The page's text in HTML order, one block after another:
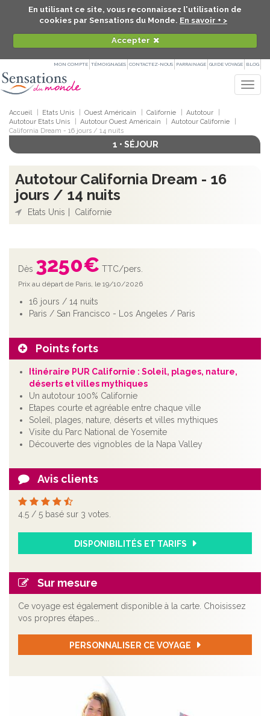
En utilisant ce site, vous reconnaissez l'utilisation de
cookies par Sensations du Monde. En savoir + >
Accepter
MON COMPTE TÉMOIGNAGES CONTACTEZ-NOUS PARRAINAGE GUIDE VOYAGE BLOG
Accueil Etats Unis Ouest Américain Californie
Autotour
Autotour Etats Unis
Autotour Ouest Américain
Autotour Californie
California Dream - 16 jours / 14 nuits
1 • SÉJOUR
Autotour California Dream - 16
jours / 14 nuits
Etats Unis Californie
Dès 3250€ TTC/pers.
Prix au départ de Paris, le 19/10/2026
16 jours / 14 nuits
Paris / San Francisco - Los Angeles / Paris
Points forts
Itinéraire PUR Californie : Soleil, plages, nature,
déserts et villes mythiques
Un autotour 100% Californie
Etapes courte et agréable entre chaque ville
Soleil, plages, nature, déserts et villes mythiques
Visite du Parc National de Yosemite
Découverte des vignobles de la Napa Valley
Avis clients
4.5 / 5 basé sur 3 votes.
DISPONIBILITÉS ET TARIFS
Sur mesure
Ce voyage est également disponible à la carte. Choisissez
vos propres étapes...
PERSONNALISER CE VOYAGE